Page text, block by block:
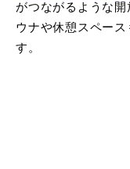
がつながるような
ウナや休憩スペー
す。